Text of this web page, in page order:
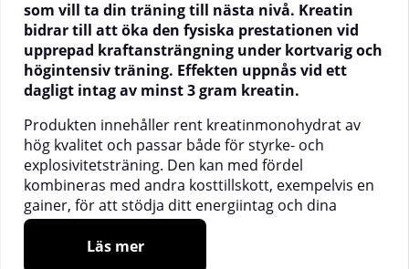
som vill ta din träning till nästa nivå. Kreatin
bidrar till att öka den fysiska prestationen vid
upprepad kraftansträngning under kortvarig och
högintensiv träning. Effekten uppnås vid ett
dagligt intag av minst 3 gram kreatin.
Produkten innehåller rent kreatinmonohydrat av
hög kvalitet och passar både för styrke- och
explosivitetsträning. Den kan med fördel
kombineras med andra kosttillskott, exempelvis en
gainer, för att stödja ditt energiintag och dina
träningsmål.
Läs mer